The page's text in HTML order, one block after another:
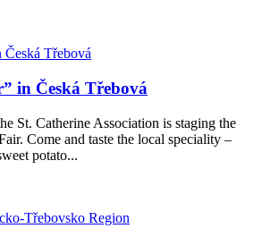
in Česká Třebová
St. Catherine Association is staging the
Come and taste the local speciality –
potato...